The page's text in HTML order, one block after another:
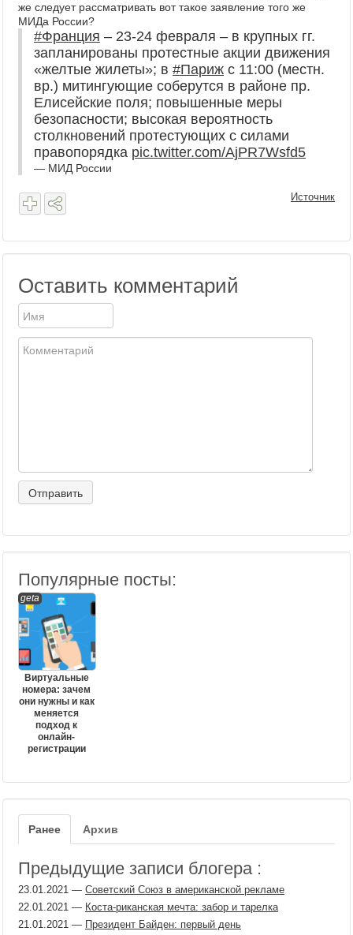
же следует рассматривать вот такое заявление того же
МИДа России?
#Франция – 23-24 февраля – в крупных гг.
запланированы протестные акции движения
«желтые жилеты»; в #Париж с 11:00 (местн.
вр.) митингующие соберутся в районе пр.
Елисейские поля; повышенные меры
безопасности; высокая вероятность
столкновений протестующих с силами
правопорядка pic.twitter.com/AjPR7Wsfd5
— МИД России
Источник
Оставить комментарий
Популярные посты:
geta
Виртуальные
номера: зачем
они нужны и как
меняется
подход к
онлайн-
регистрации
Ранее Архив
Предыдущие записи блогера :
23.01.2021 — Советский Союз в американской рекламе
22.01.2021 — Коста-риканская мечта: забор и тарелка
21.01.2021 — Президент Байден: первый день